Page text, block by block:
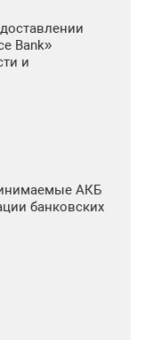
Bank»
и
АКБ
банковских